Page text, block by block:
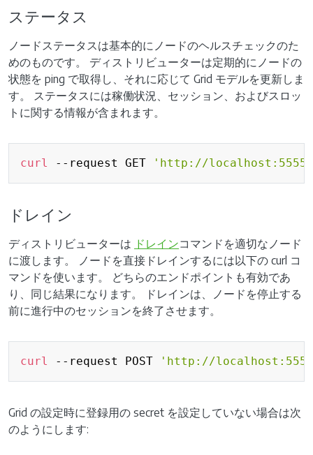
ステータス
ノードステータスは基本的にノードのヘルスチェックのた
めのものです。 ディストリビューターは定期的にノードの
状態を ping で取得し、それに応じて Grid モデルを更新しま
す。 ステータスには稼働状況、セッション、およびスロッ
トに関する情報が含まれます。
curl --request GET 'http://
ドレイン
ディストリビューターは ドレインコマンドを適切なノード
に渡します。 ノードを直接ドレインするには以下の curl コ
マンドを使います。 どちらのエンドポイントも有効であ
り、同じ結果になります。 ドレインは、ノードを停止する
前に進行中のセッションを終了させます。
curl --request POST 'http://
Grid の設定時に登録用の secret を設定していない場合は次
のようにします: